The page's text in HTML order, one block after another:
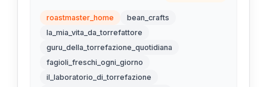
roastmaster_home
bean_crafts
la_mia_vita_da_torrefattore
guru_della_torrefazione_quotidiana
fagioli_freschi_ogni_giorno
il_laboratorio_di_torrefazione